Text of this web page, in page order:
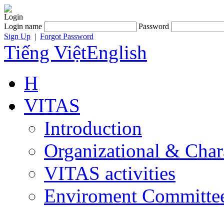
Login
Login name
Password
Sign Up | Forgot Password
Tiếng ViệtEnglish
H
VITAS
Introduction
Organizational &
VITAS activities
Enviroment